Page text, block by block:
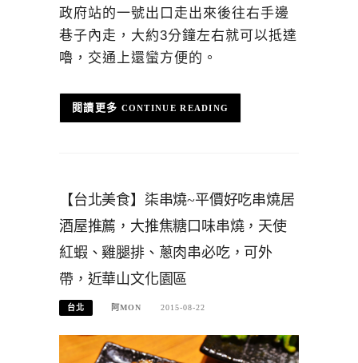
政府站的一號出口走出來後往右手邊
巷子內走，大約3分鐘左右就可以抵達
嚕，交通上還蠻方便的。
CONTINUE READING
【台北美食】柒串燒~平價好吃串燒居
酒屋推薦，大推焦糖口味串燒，天使
紅蝦、雞腿排、蔥肉串必吃，可外
帶，近華山文化園區
台北 阿MON 2015-08-22